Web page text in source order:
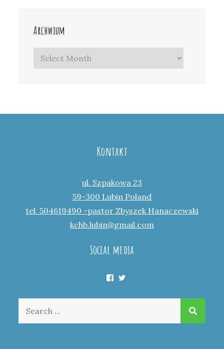
Archwium
Archwium
Kontakt
ul. Szpakowa 23
59-300 Lubin Poland
tel. 504619490 -pastor Zbyszek Hanaczewski
kchb.lubin@gmail.com
Social media
Facebook